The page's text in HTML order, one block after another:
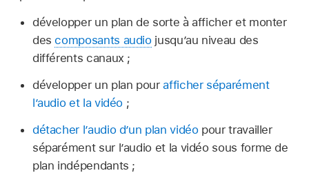
développer un plan de sorte à afficher et monter
descomposants audiojusqu’au niveau des
différents canaux ;
développer un plan pourafficher séparément
l’audio et la vidéo ;
détacher l’audio d’un plan vidéopour travailler
séparément sur l’audio et la vidéo sous forme de
plan indépendants ;